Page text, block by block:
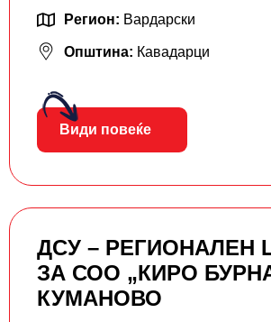
Регион: Вардарски
Општина: Кавадарци
Види повеќе
ДСУ – РЕГИОНАЛЕН
ЗА СОО „КИРО
КУМАНОВО